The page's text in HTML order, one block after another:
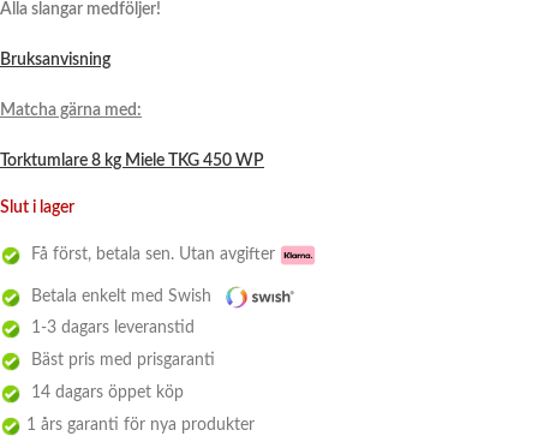
Alla slangar medföljer!
Bruksanvisning
Matcha gärna med:
Torktumlare 8 kg Miele TKG 450 WP
Slut i lager
Få först, betala sen. Utan avgifter
Betala enkelt med Swish
1-3 dagars leveranstid
Bäst pris med prisgaranti
14 dagars öppet köp
1 års garanti för nya produkter